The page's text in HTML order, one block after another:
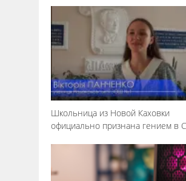
Школьница из Новой Каховки
официально признана гением в